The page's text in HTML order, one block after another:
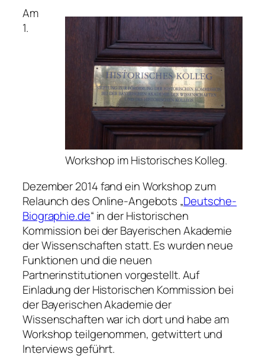
Workshop im Historisches Kolleg.
Am
1.
Dezember 2014 fand ein Workshop zum
Relaunch des Online-Angebots „Deutsche-
Biographie.de“ in der Historischen
Kommission bei der Bayerischen Akademie
der Wissenschaften statt. Es wurden neue
Funktionen und die neuen
Partnerinstitutionen vorgestellt. Auf
Einladung der Historischen Kommission bei
der Bayerischen Akademie der
Wissenschaften war ich dort und habe am
Workshop teilgenommen, getwittert und
Interviews geführt.